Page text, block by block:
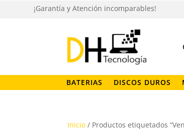
¡Garantía y Atención incomparables!
BATERIAS DISCOS DUROS
Inicio / Productos etiquetados